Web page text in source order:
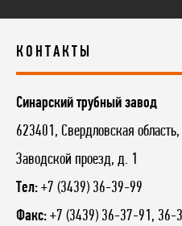
КОНТАКТЫ
Синарский трубный завод
623401, Свердловская
Заводской проезд, д. 1
Тел: +7 (3439) 36-39-99
Факс: +7 (3439) 36-37-91, 36-